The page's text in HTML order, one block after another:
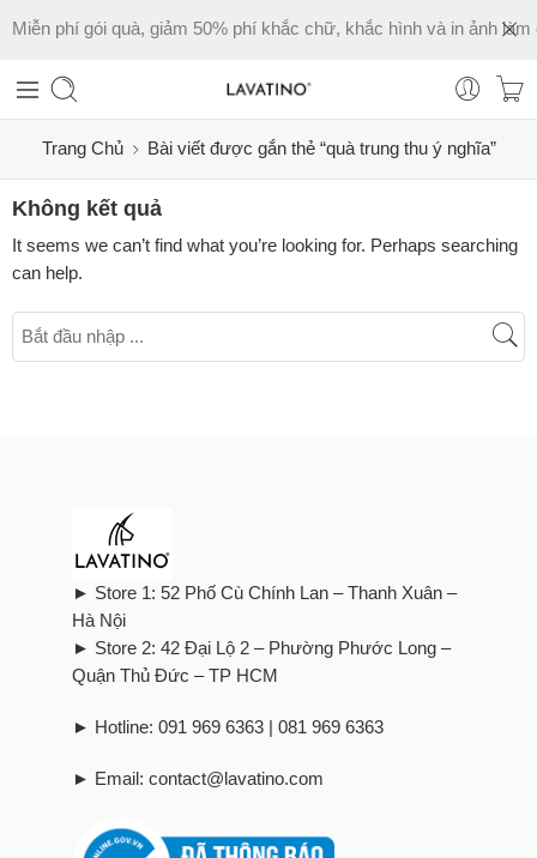
Miễn phí gói quà, giảm 50% phí khắc chữ, khắc hình và in ảnh làm
Trang Chủ Bài viết được gắn thẻ “quà trung thu ý nghĩa”
Không kết quả
It seems we can’t find what you’re looking for. Perhaps searching
can help.
► Store 1: 52 Phố Cù Chính Lan – Thanh Xuân –
Hà Nội
► Store 2: 42 Đại Lộ 2 – Phường Phước Long –
Quận Thủ Đức – TP HCM
► Hotline: 091 969 6363 | 081 969 6363
► Email: contact@lavatino.com